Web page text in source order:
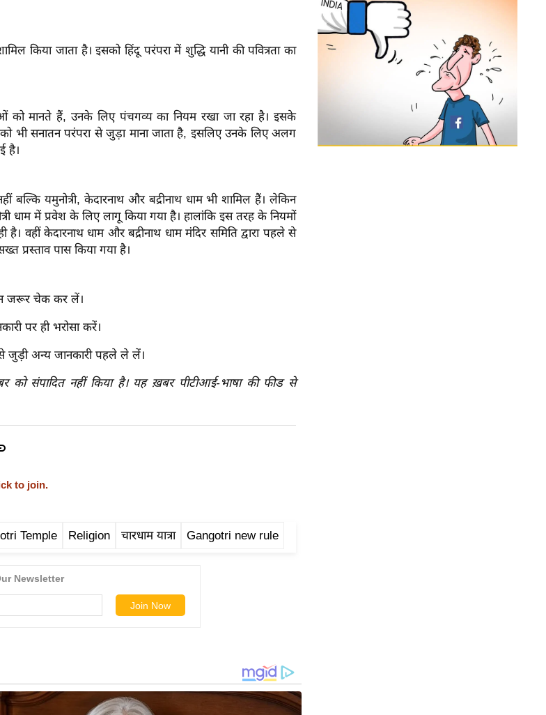
किया जाता है। इसको हिंदू परंपरा में शुद्धि यानी की पवित्रता का
को मानते हैं, उनके लिए पंचगव्य का नियम रखा जा रहा है। इसके
भी सनातन परंपरा से जुड़ा माना जाता है, इसलिए उनके लिए अलग
है।
नहीं बल्कि यमुनोत्री, केदारनाथ और बद्रीनाथ धाम भी शामिल हैं। लेकिन
धाम में प्रवेश के लिए लागू किया गया है। हालांकि इस तरह के नियमों
है। वहीं केदारनाथ धाम और बद्रीनाथ धाम मंदिर समिति द्वारा पहले से
प्रस्ताव पास किया गया है।
जरूर चेक कर लें।
पर ही भरोसा करें।
से जुड़ी अन्य जानकारी पहले ले लें।
को संपादित नहीं किया है। यह ख़बर पीटीआई-भाषा की फीड से
to join.
Temple Religion चारधाम यात्रा Gangotri new rule